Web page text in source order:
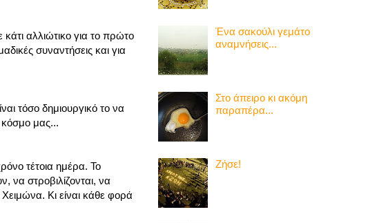
αλλιώτικο για το πρώτο
συναντήσεις και για
τόσο δημιουργικό το να
κόσμο μας...
τέτοια ημέρα. Το
να στροβιλίζονται, να
Κι είναι κάθε φορά
Ένα σακούλι γεμάτο
αναμνήσεις...
Στο άπειρο κι ακόμη
παραπέρα...
Ζήσε!